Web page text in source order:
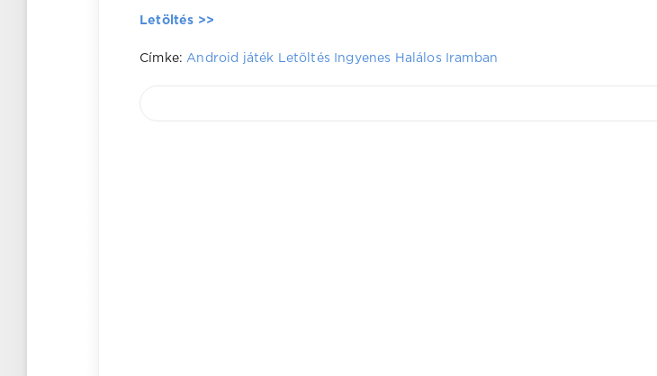
Letöltés >>
Címke:Android játék Letöltés Ingyenes Halálos Iramban